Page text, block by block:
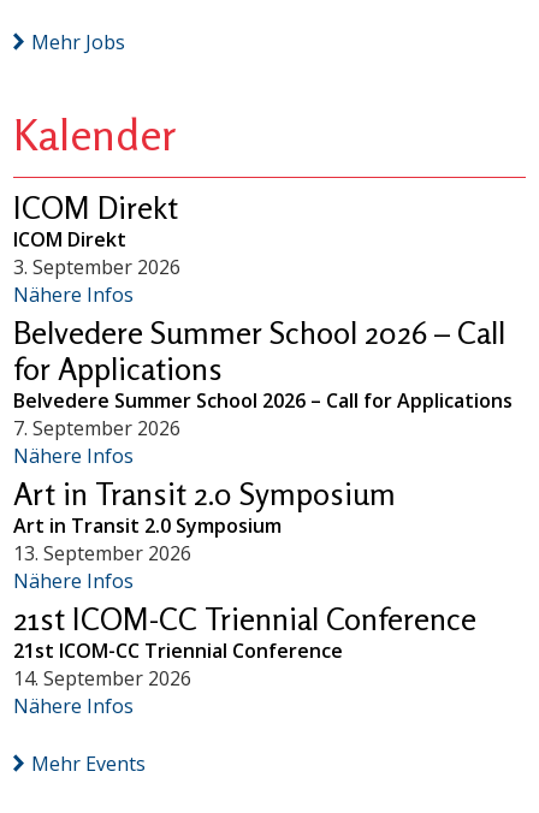
Mehr Jobs
Kalender
ICOM Direkt
ICOM Direkt
3. September 2026
Nähere Infos
Belvedere Summer School 2026 – Call
for Applications
Belvedere Summer School 2026 – Call for Applications
7. September 2026
Nähere Infos
Art in Transit 2.0 Symposium
Art in Transit 2.0 Symposium
13. September 2026
Nähere Infos
21st ICOM-CC Triennial Conference
21st ICOM-CC Triennial Conference
14. September 2026
Nähere Infos
Mehr Events